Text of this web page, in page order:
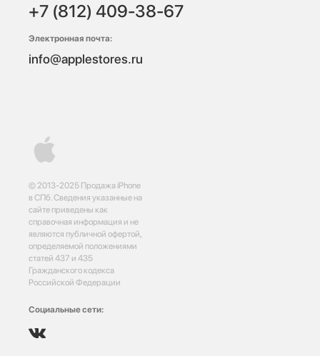
© 2013-2025 Продажа iPhone
в СПб. Сведения указанные на
сайте приведены как
справочная информация и не
являются публичной офертой,
определяемой положениями
статей 437 и 435
Гражданского кодекса
Российской Федерации
Социальные сети:
+7 (812) 409-38-67
Электронная почта:
info@applestores.ru